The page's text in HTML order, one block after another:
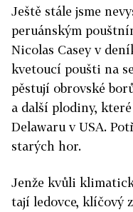
Ještě stále jsme
peruánským
Nicolas Casey v
kvetoucí poušti na
pěstují obrovské
a další plodiny,
Delawaru v USA.
starých hor.
Jenže kvůli
tají ledovce, klíčový